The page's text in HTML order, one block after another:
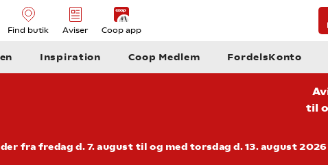
Find butik Aviser Coop app
Inspiration Coop Medlem FordelsKonto
til
fra fredag d. 7. august til og med torsdag d. 13. august 2026